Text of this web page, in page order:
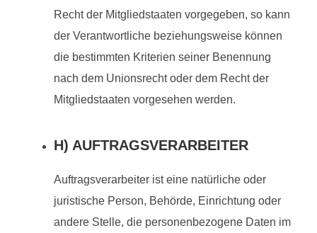
Recht der Mitgliedstaaten vorgegeben, so kann
der Verantwortliche beziehungsweise können
die bestimmten Kriterien seiner Benennung
nach dem Unionsrecht oder dem Recht der
Mitgliedstaaten vorgesehen werden.
H) AUFTRAGSVERARBEITER
Auftragsverarbeiter ist eine natürliche oder
juristische Person, Behörde, Einrichtung oder
andere Stelle, die personenbezogene Daten im